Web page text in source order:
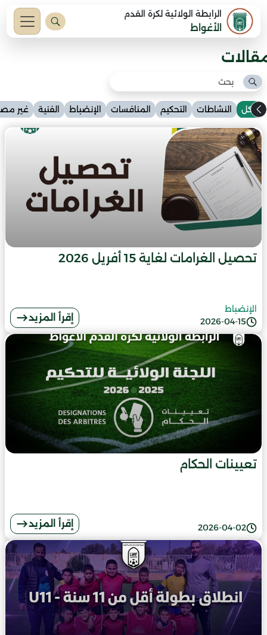
الرابطة الولائية لكرة القدم
الأغواط
الكل النشاطات التحكيم المنافسات الإنضباط الفنية غير
تحصيل الغرامات لغاية 15 أفريل 2026
2026-04-15
الإنضباط
إقرأ المزيد
تعيينات الحكام
2026-04-02 إقرأ المزيد